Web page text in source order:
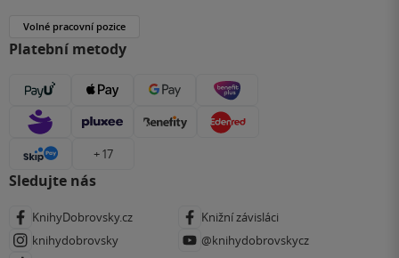
Volné pracovní pozice
Platební metody
+ 17
Sledujte nás
KnihyDobrovsky.cz
Knižní závisláci
knihydobrovsky
@knihydobrovskycz